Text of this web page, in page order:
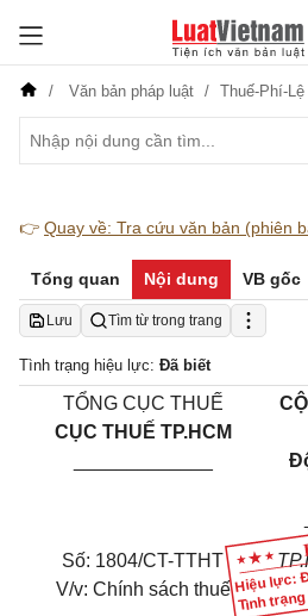
Văn bản pháp luật Thuế-Phí-
👉 Quay về: Tra cứu văn bản (phiên
Tổng quan Nội dung VB gốc
Lưu Tìm từ trong trang
Tình trạng hiệu lực: Đã biết
Hiệu lực:
Tình
TỔNG CỤC THUẾ
CỤC THUẾ TP.HCM
Số: 1804/CT-TTHT
V/v: Chính sách thuế